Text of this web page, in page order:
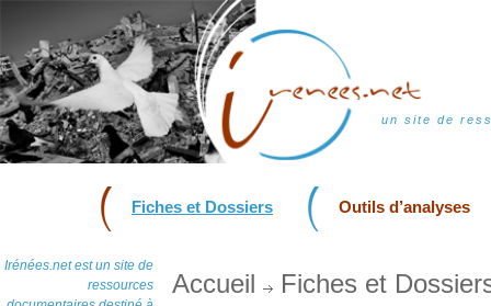
un site de
Fiches et Dossiers Outils d’analyses
Irénées.net est un site de
ressources
Accueil Fiches et